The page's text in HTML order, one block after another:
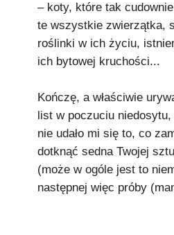
– koty, które tak
te wszystkie zwierzątka,
roślinki w ich życiu,
ich bytowej kruchości...
Kończę, a właściwie
list w poczuciu
nie udało mi się to, co
dotknąć sedna Twojej
(może w ogóle jest to
następnej więc próby